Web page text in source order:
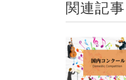
関連記事